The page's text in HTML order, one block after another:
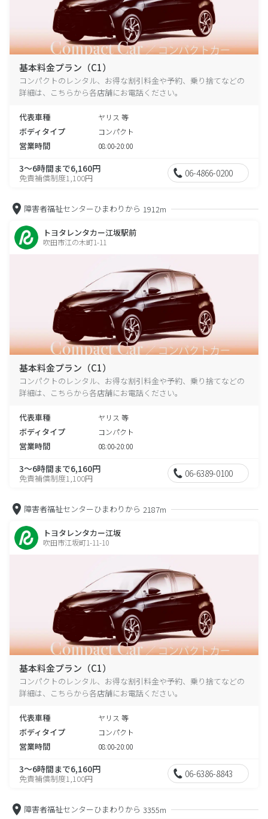
基本料金プラン（C1）
コンパクトのレンタル、お得な割引料金や予約、乗り捨てなどの
詳細は、こちらから各店舗にお電話ください。
代表車種 ヤリス 等
ボディタイプ コンパクト
営業時間 08:00-20:00
3～6時間まで6,160円
免責補償制度1,100円 06-4866-0200
障害者福祉センターひまわりから 1912m
トヨタレンタカー江坂駅前
吹田市江の木町1-11
基本料金プラン（C1）
コンパクトのレンタル、お得な割引料金や予約、乗り捨てなどの
詳細は、こちらから各店舗にお電話ください。
代表車種 ヤリス 等
ボディタイプ コンパクト
営業時間 08:00-20:00
3～6時間まで6,160円
免責補償制度1,100円 06-6389-0100
障害者福祉センターひまわりから 2187m
トヨタレンタカー江坂
吹田市江坂町1-11-10
基本料金プラン（C1）
コンパクトのレンタル、お得な割引料金や予約、乗り捨てなどの
詳細は、こちらから各店舗にお電話ください。
代表車種 ヤリス 等
ボディタイプ コンパクト
営業時間 08:00-20:00
3～6時間まで6,160円
免責補償制度1,100円 06-6386-8843
障害者福祉センターひまわりから 3355m